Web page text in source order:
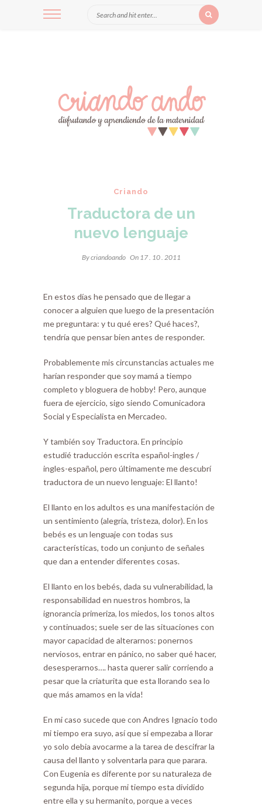
Criando
Traductora de un
nuevo lenguaje
Bycriandoando On 17 . 10 . 2011
En estos días he pensado que de llegar a
conocer a alguien que luego de la presentación
me preguntara: y tu qué eres? Qué haces?,
tendría que pensar bien antes de responder.
Probablemente mis circunstancias actuales me
harían responder que soy mamá a tiempo
completo y bloguera de hobby! Pero, aunque
fuera de ejercicio, sigo siendo Comunicadora
Social y Especialista en Mercadeo.
Y también soy Traductora. En principio
estudié traducción escrita español-ingles /
ingles-español, pero últimamente me descubrí
traductora de un nuevo lenguaje: El llanto!
El llanto en los adultos es una manifestación de
un sentimiento (alegría, tristeza, dolor). En los
bebés es un lenguaje con todas sus
características, todo un conjunto de señales
que dan a entender diferentes cosas.
El llanto en los bebés, dada su vulnerabilidad, la
responsabilidad en nuestros hombros, la
ignorancia primeriza, los miedos, los tonos altos
y continuados; suele ser de las situaciones con
mayor capacidad de alterarnos: ponernos
nerviosos, entrar en pánico, no saber qué hacer,
desesperarnos…. hasta querer salir corriendo a
pesar que la criaturita que esta llorando sea lo
que más amamos en la vida!
En mi caso sucede que con Andres Ignacio todo
mi tiempo era suyo, así que si empezaba a llorar
yo solo debia avocarme a la tarea de descifrar la
causa del llanto y solventarla para que parara.
Con Eugenia es diferente por su naturaleza de
segunda hija, porque mi tiempo esta dividido
entre ella y su hermanito, porque a veces